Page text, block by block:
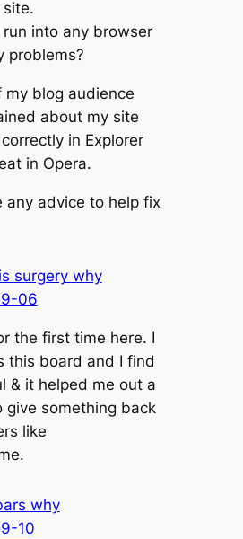
run into any browser
problems?
my blog audience
about my site
in Explorer
in Opera.
any advice to help fix
surgery why
06
the first time here. I
this board and I find
& it helped me out a
give something back
like
why
10